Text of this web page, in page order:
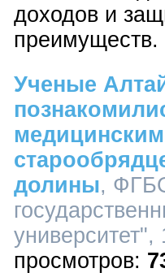
доходов и
преимуществ.
Ученые
долины,